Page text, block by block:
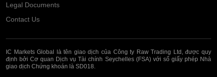
Legal Documents
Contact Us
IC Markets Global là tên giao dịch của Công ty Raw Trading Ltd, được quy
định bởi Cơ quan Dịch vụ Tài chính Seychelles (FSA) với số giấy phép Nhà
giao dịch Chứng khoán là SD018.